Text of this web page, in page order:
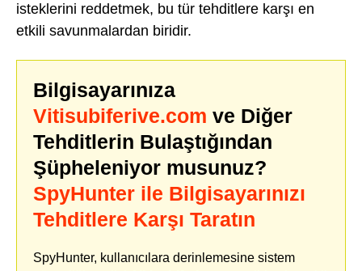
isteklerini reddetmek, bu tür tehditlere karşı en
etkili savunmalardan biridir.
Bilgisayarınıza
Vitisubiferive.com ve Diğer
Tehditlerin Bulaştığından
Şüpheleniyor musunuz?
SpyHunter ile Bilgisayarınızı
Tehditlere Karşı Taratın
SpyHunter, kullanıcılara derinlemesine sistem